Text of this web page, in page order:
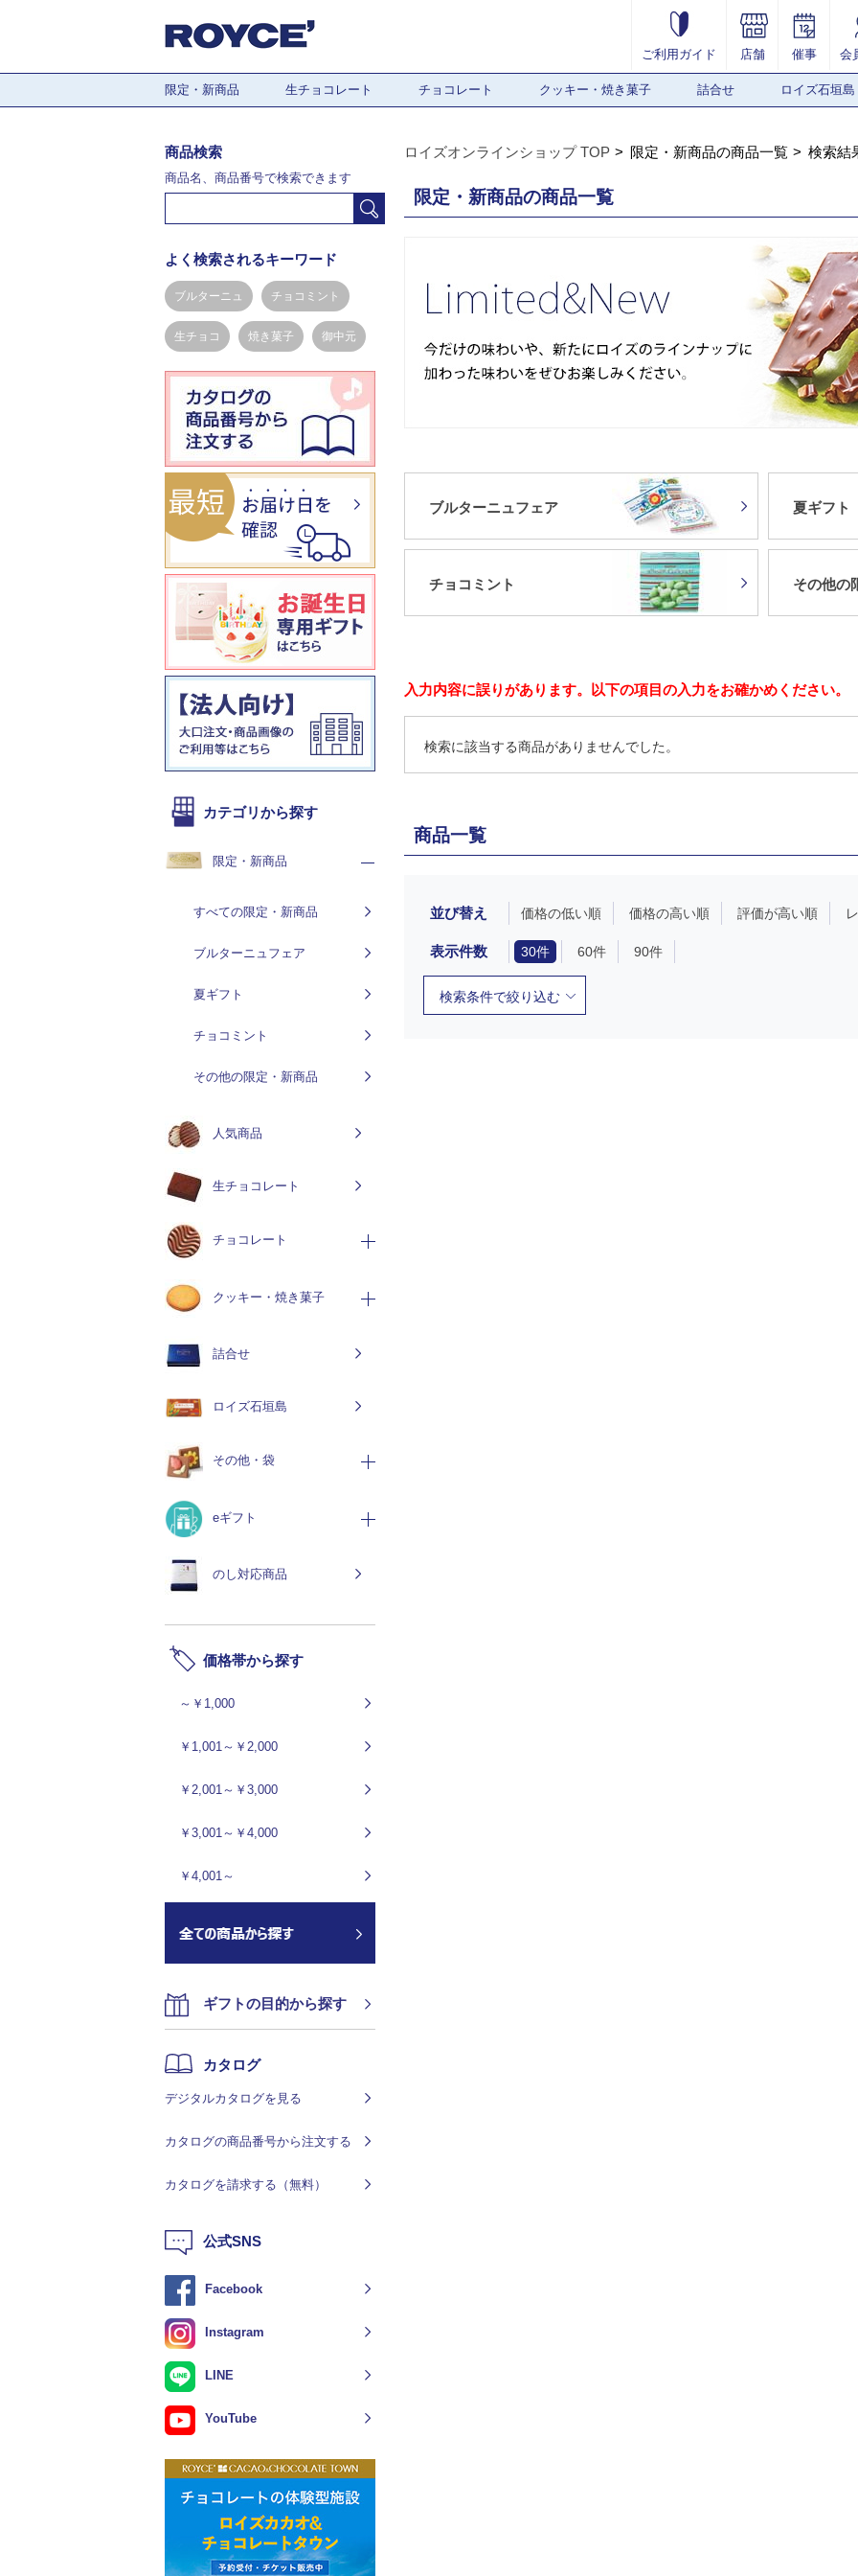
ご利用ガイド 店舗 催事 会
限定・新商品 生チョコレート チョコレート クッキー・焼き菓子 詰合せ ロイズ石垣島
ロイズオンラインショップ TOP 限定・新商品の商品一覧 検索結
限定・新商品の商品一覧
ブルターニュフェア 夏ギフト
チョコミント その他の
入力内容に誤りがあります。以下の項目の入力をお確かめください。
検索に該当する商品がありませんでした。
商品一覧
並び替え 価格の低い順 価格の高い順 評価が高い順
表示件数 30件 60件 90件
検索条件で絞り込む
商品検索
商品名、商品番号で検索できます
よく検索されるキーワード
ブルターニュ チョコミント
生チョコ 焼き菓子 御中元
カテゴリから探す
限定・新商品
すべての限定・新商品
ブルターニュフェア
夏ギフト
チョコミント
その他の限定・新商品
人気商品
生チョコレート
チョコレート
クッキー・焼き菓子
詰合せ
ロイズ石垣島
その他・袋
eギフト
のし対応商品
価格帯から探す
～￥1,000
￥1,001～￥2,000
￥2,001～￥3,000
￥3,001～￥4,000
￥4,001～
ギフトの目的から探す
カタログ
デジタルカタログを見る
カタログの商品番号から注文する
カタログを請求する（無料）
公式SNS
Facebook
Instagram
LINE
YouTube